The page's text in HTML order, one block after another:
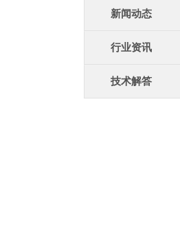
新闻动态
行业资讯
技术解答